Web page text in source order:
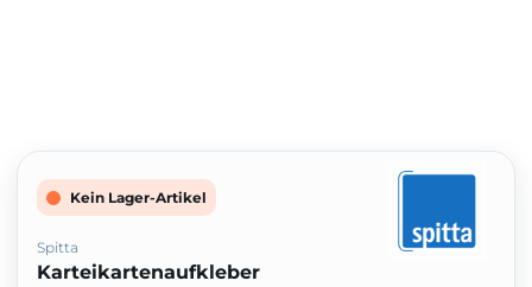
Kein Lager-Artikel
Spitta
Karteikartenaufkleber